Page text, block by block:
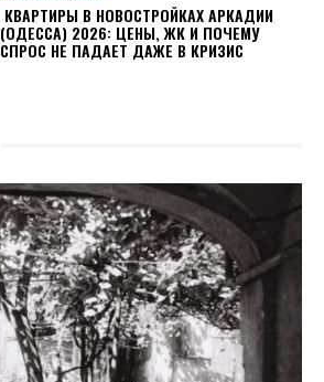
КВАРТИРЫ В НОВОСТРОЙКАХ АРКАДИИ
(ОДЕССА) 2026: ЦЕНЫ, ЖК И ПОЧЕМУ
СПРОС НЕ ПАДАЕТ ДАЖЕ В КРИЗИС